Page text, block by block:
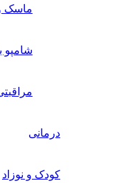
ماسک
شامپو
درمانی
کودک و نوزاد